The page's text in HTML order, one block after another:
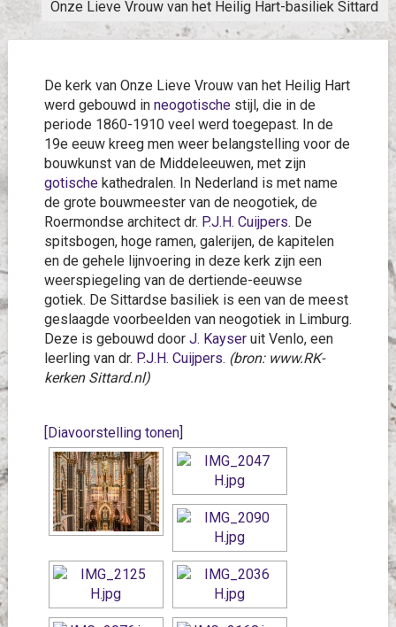
Onze Lieve Vrouw van het Heilig Hart-basiliek Sittard
De kerk van Onze Lieve Vrouw van het Heilig Hart
werd gebouwd in neogotischestijl, die in de
periode 1860-1910 veel werd toegepast. In de
19e eeuw kreeg men weer belangstelling voor de
bouwkunst van de Middeleeuwen, met zijn
gotische kathedralen. In Nederland is met name
de grote bouwmeester van de neogotiek, de
Roermondse architect dr. P.J.H. Cuijpers. De
spitsbogen, hoge ramen, galerijen, de kapitelen
en de gehele lijnvoering in deze kerk zijn een
weerspiegeling van de dertiende-eeuwse
gotiek. De Sittardse basiliek is een van de meest
geslaagde voorbeelden van neogotiek in Limburg.
Deze is gebouwd door J. Kayser uit Venlo, een
leerling van dr. P.J.H. Cuijpers. (bron: www.RK-
kerken Sittard.nl)
[Diavoorstelling tonen]